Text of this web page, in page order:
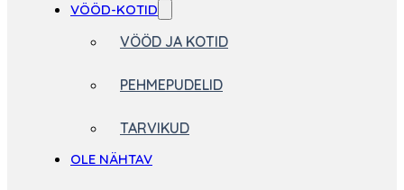
VÖÖD-KOTID
VÖÖD JA KOTID
PEHMEPUDELID
TARVIKUD
OLE NÄHTAV